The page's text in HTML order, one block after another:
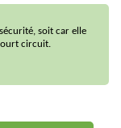
soit car elle
circuit.